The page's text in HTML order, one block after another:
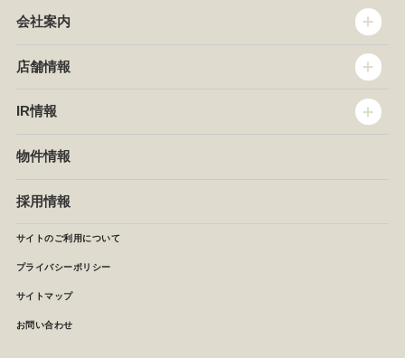
会社案内
企業情報
セントラルキッチン
NEWS
店舗情報
椿屋珈琲
イタリアンダイニングDONA
店舗検索
IR情報
IRニュース
月次報告
決算短信
株主の皆様へ
よくあるご質問 (株主優待制度)
物件情報
採用情報
サイトのご利用について
プライバシーポリシー
サイトマップ
お問い合わせ